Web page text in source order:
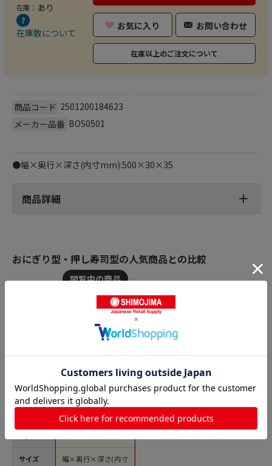
在庫： あり
在庫数について
お気に入り お問い合わせ
在庫以上のご注文について
商品コード 2501200184623
メーカー品番 BOS0501
●幅×奥行×深さ(内寸mm):500×30×35
商品詳細
おにぎり型・押し寿司型の人気商品との比較
サイズ
（檜材） 16切 1個
（ご注文単位1個）
【直送品】
￥9,578
幅×奥行×深さ(内寸